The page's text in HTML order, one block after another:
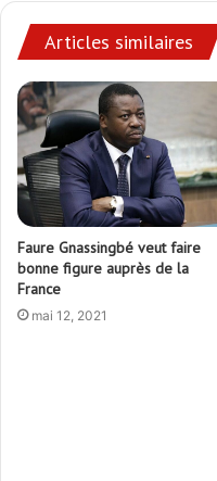
Articles similaires
Faure Gnassingbé veut faire
bonne figure auprès de la
France
mai 12, 2021